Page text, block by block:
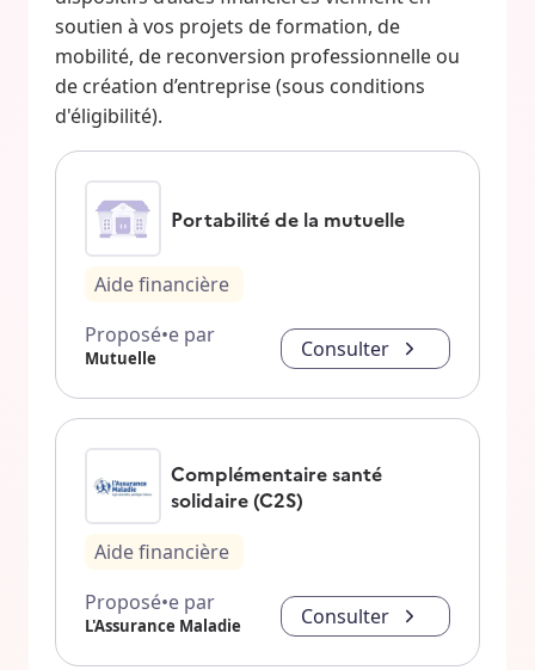
soutien à vos projets de formation, de
mobilité, de reconversion professionnelle ou
de création d’entreprise (sous conditions
d'éligibilité).
Portabilité de la mutuelle
Aide financière
Proposé•e par
Mutuelle Consulter
Complémentaire santé
solidaire (C2S)
Aide financière
Proposé•e par
L'Assurance Maladie Consulter